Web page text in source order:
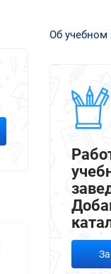
Об учебном